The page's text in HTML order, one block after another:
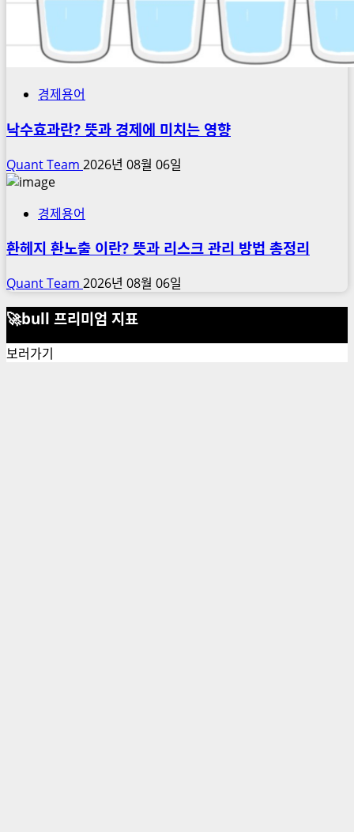
경제용어
낙수효과란? 뜻과 경제에 미치는 영향
Quant Team 2026년 08월 06일
경제용어
환헤지 환노출 이란? 뜻과 리스크 관리 방법 총정리
Quant Team 2026년 08월 06일
🚀bull 프리미엄 지표
보러가기